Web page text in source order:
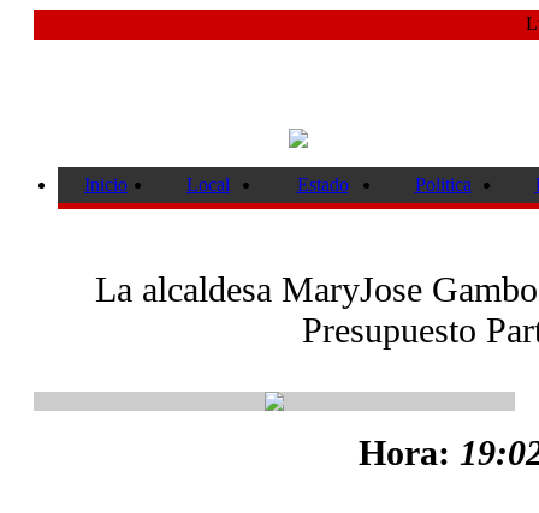
Inicio Local Estado Politica
La alcaldesa MaryJose
Presupuesto
Hora: